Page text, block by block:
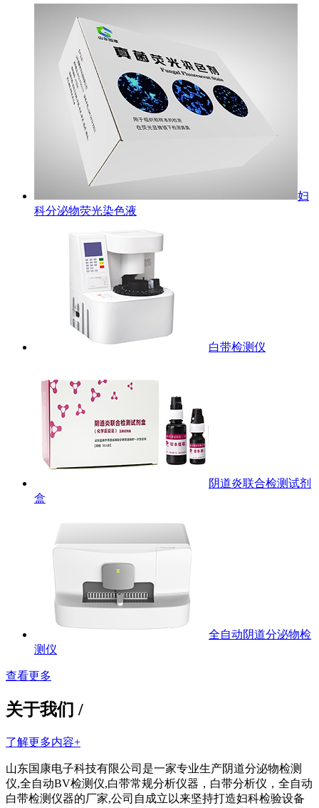
妇
科分泌物荧光染色液
白带检测仪
阴道炎联合检测试剂
盒
全自动阴道分泌物检
测仪
查看更多
关于我们 /
了解更多内容+
山东国康电子科技有限公司是一家专业生产阴道分泌物检测
仪,全自动BV检测仪,白带常规分析仪器，白带分析仪，全自动
白带检测仪器的厂家,公司自成立以来坚持打造妇科检验设备